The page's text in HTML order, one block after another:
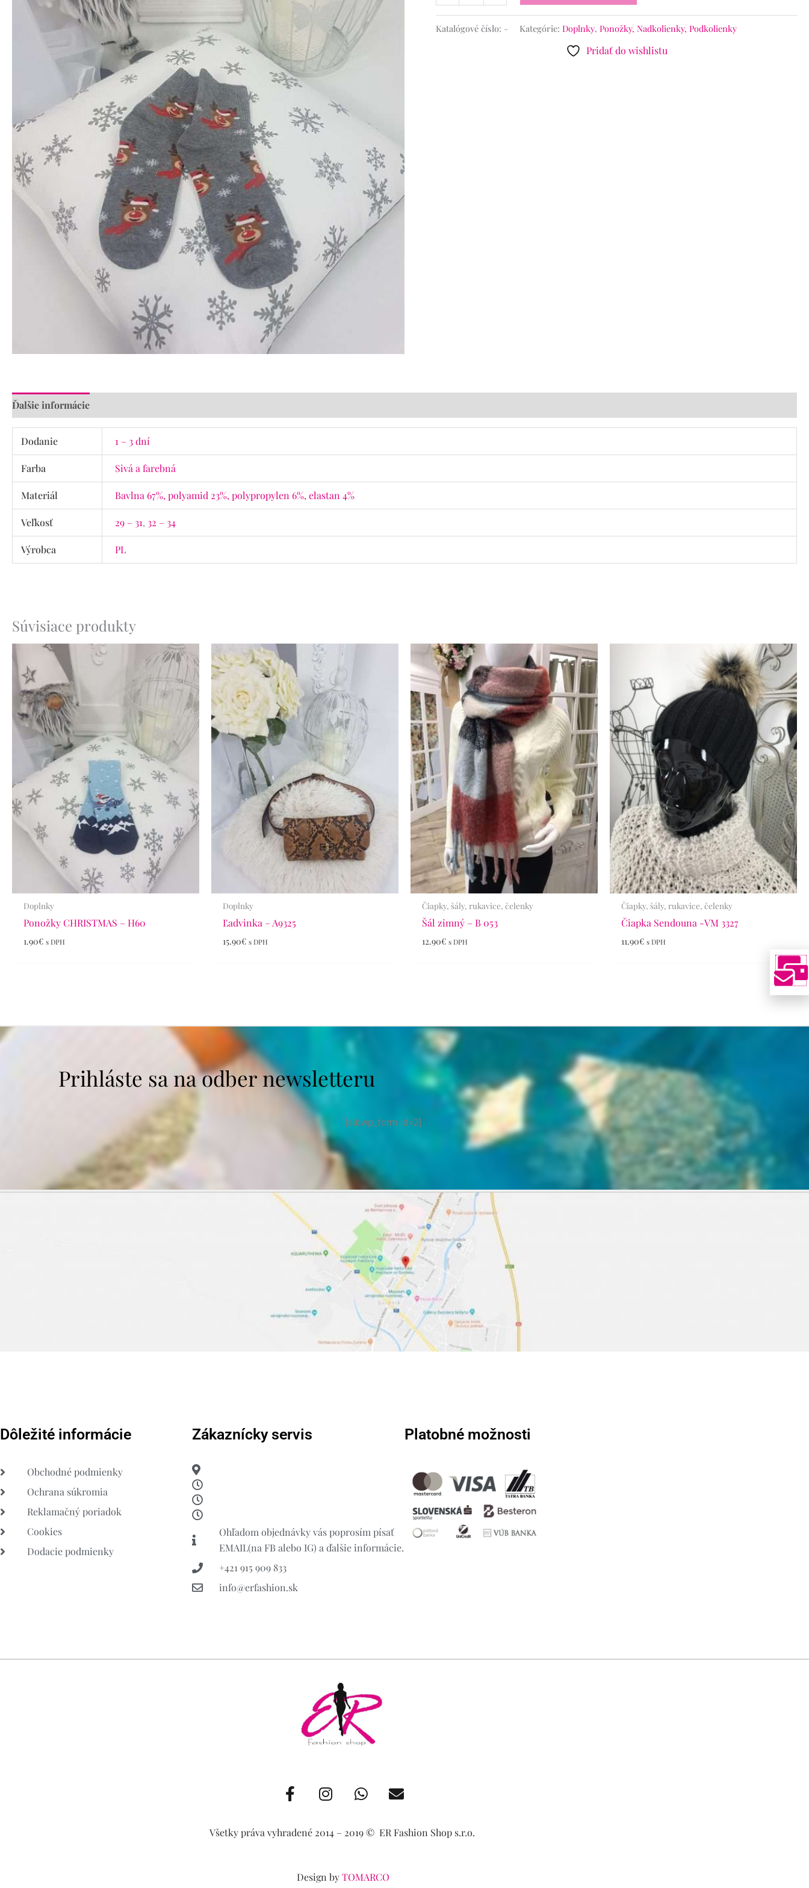
Katalógové číslo: - Kategórie: Doplnky, Ponožky, Nadkolienky, Podkolienky
Pridať do wishlistu
Ďalšie informácie
Dodanie 1 – 3 dní
Farba Sivá a farebná
Materiál Bavlna 67%, polyamid 23%, polypropylen 6%, elastan 4%
Veľkosť 29 – 31, 32 – 34
Výrobca PL
Súvisiace produkty
Doplnky
Ponožky CHRISTMAS – H60
1.90€ s DPH
Doplnky
Ľadvinka – A9325
15.90€ s DPH
Čiapky, šály, rukavice, čelenky
Šál zimný – B 053
12.90€ s DPH
Čiapky, šály, rukavice, čelenky
Čiapka Sendouna -VM 3327
11.90€ s DPH
Prihláste sa na odber newsletteru
[sibwp_form id=2]
Dôležité informácie
Obchodné podmienky
Ochrana súkromia
Reklamačný poriadok
Cookies
Dodacie podmienky
Zákaznícky servis
Ohľadom objednávky vás poprosím písať
EMAIL(na FB alebo IG) a ďalšie informácie.
+421 915 909 833
info@erfashion.sk
Platobné možnosti
F
a
e
b
n
t
a
r
h
t
s
p
n
e
l
Všetky práva vyhradené 2014 – 2019 ©️ ER Fashion Shop s.r.o.
Design byTOMARCO